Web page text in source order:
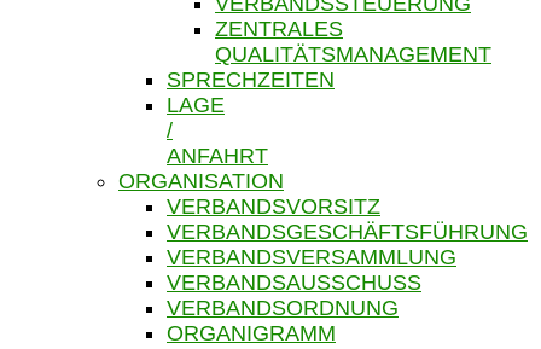
ZENTRALES
QUALITÄTSMANAGEMENT
SPRECHZEITEN
LAGE
/
ANFAHRT
ORGANISATION
VERBANDSVORSITZ
VERBANDSGESCHÄFTSFÜHRUNG
VERBANDSVERSAMMLUNG
VERBANDSAUSSCHUSS
VERBANDSORDNUNG
ORGANIGRAMM